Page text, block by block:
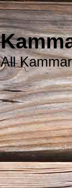
All